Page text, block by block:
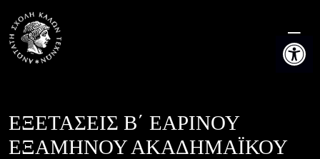
Ανοίξτε
content
ΕΞΕΤΑΣΕΙΣ Β΄ ΕΑΡΙΝΟΥ
ΕΞΑΜΗΝΟΥ ΑΚΑΔΗΜΑΪΚΟΥ